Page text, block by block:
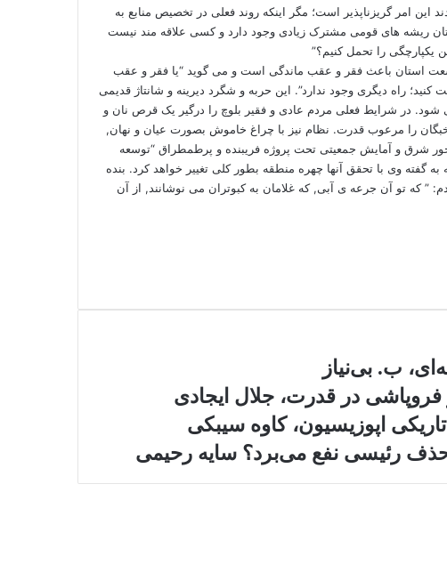
این امر گریزناپذیر است؛ مگر اینکه روند فعلی در تخصیص منابع به
ریشه های قومی مشترک زیادی وجود دارد و کسی علاقه مند نیست
یکپارچگی را تحمل کنیم؟”
استان باعث فقر و عقب ماندگی است و می گوید “یا فقر و عقب
راه دیگری وجود ندارد”. این حربه و شگرد دیرینه و شانتاژ قدیمی
شود. در شرایط فعلی مردم عادی و فقیر بلوچ را درگیر یک قرص نان و
را مرعوب قدرت. نظام نیز با چراغ خاموش بصورت عیان و نهان,
شرق و آمایش جمعیتی تحت پروژه فریبنده و پرطمطراق “توسعه
گفته وی با تحقق آنها چهره منطقه بطور کلی تغییر خواهد کرد. بنده
” که تو آن جرعه ی آبی, که غلامان به کبوتران می نوشانند, از آن
ب. بی‌نیاز
فروپاشی در قدرت، جلال ایجادی
اپوزیسیون، کاوه سیبکی
رئیسی نفع می‌برد؟ سایه رحیمی